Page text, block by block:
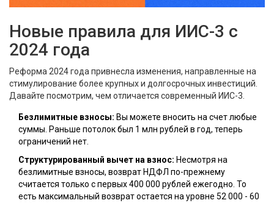
Новые правила для ИИС-3 с
2024 года
Реформа 2024 года привнесла изменения, направленные на
стимулирование более крупных и долгосрочных инвестиций.
Давайте посмотрим, чем отличается современный ИИС-3.
Безлимитные взносы: Вы можете вносить на счет любые
суммы. Раньше потолок был 1 млн рублей в год, теперь
ограничений нет.
Структурированный вычет на взнос: Несмотря на
безлимитные взносы, возврат НДФЛ по-прежнему
считается только с первых 400 000 рублей ежегодно. То
есть максимальный возврат остается на уровне 52 000 - 60